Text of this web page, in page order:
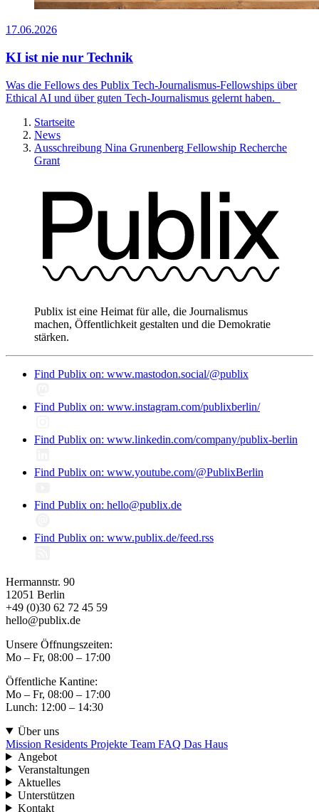
17.06.2026
KI ist nie nur Technik
Was die Fellows des Publix Tech-Journalismus-Fellowships über
Ethical AI und über guten Tech-Journalismus gelernt haben.
Startseite
News
Ausschreibung Nina Grunenberg Fellowship Recherche
Grant
Publix ist eine Heimat für alle, die Journalismus
machen, Öffentlichkeit gestalten und die Demokratie
stärken.
Find Publix on: www.mastodon.social/@publix
Find Publix on: www.instagram.com/publixberlin/
Find Publix on: www.linkedin.com/company/publix-berlin
Find Publix on: www.youtube.com/@PublixBerlin
Find Publix on: hello@publix.de
Find Publix on: www.publix.de/feed.rss
Hermannstr. 90
12051 Berlin
+49 (0)30 62 72 45 59
hello@publix.de
Unsere Öffnungszeiten:
Mo – Fr, 08:00 – 17:00
Öffentliche Kantine:
Mo – Fr, 08:00 – 17:00
Lunch: 12:00 – 14:30
Über uns
Mission Residents Projekte Team FAQ Das Haus
Angebot
Veranstaltungen
Aktuelles
Unterstützen
Kontakt